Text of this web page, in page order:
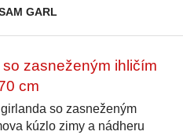
GARL
zasneženým ihličím
cm
so zasneženým
kúzlo zimy a nádheru